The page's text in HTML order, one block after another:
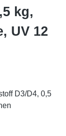
kg,
UV 12